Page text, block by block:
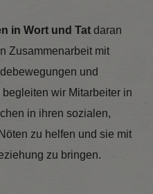
in Wort und Tat daran
Zusammenarbeit mit
und
wir Mitarbeiter in
in ihren sozialen,
zu helfen und sie mit
zu bringen.